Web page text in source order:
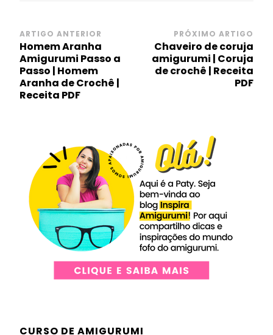
Navegação
de
post
ARTIGO ANTERIOR
Homem Aranha
Amigurumi Passo a
Passo | Homem
Aranha de Crochê |
Receita PDF
PRÓXIMO ARTIGO
Chaveiro de coruja
amigurumi | Coruja
de crochê | Receita
PDF
CURSO DE AMIGURUMI